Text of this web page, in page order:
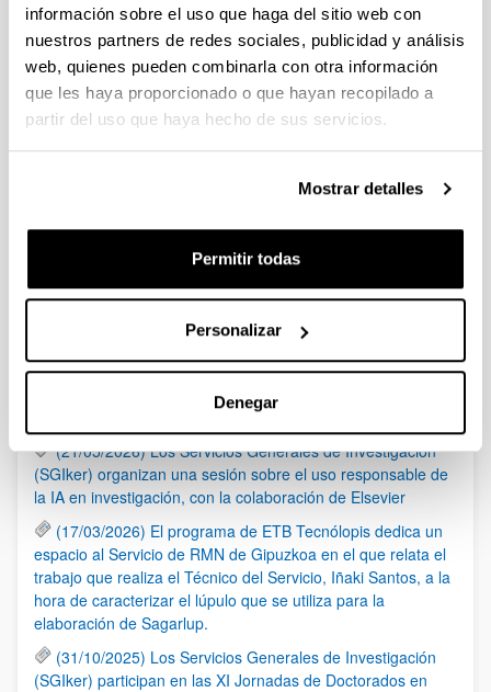
información sobre el uso que haga del sitio web con
nuestros partners de redes sociales, publicidad y análisis
web, quienes pueden combinarla con otra información
que les haya proporcionado o que hayan recopilado a
partir del uso que haya hecho de sus servicios.
Mostrar detalles
Permitir todas
Personalizar
Denegar
FRANCISCO SORIA MELGUIZO
Deialdia argitaratu da
ZENDAL III INTERNATIONAL ZENDAL AWARDS
PIFG22/12: “Ingeniería Química”
Se ha publicado la propuesta de adjudicación
61 62 63
(21/05/2026) Los Servicios Generales de Investigación
(SGIker) organizan una sesión sobre el uso responsable de
la IA en investigación, con la colaboración de Elsevier
(17/03/2026) El programa de ETB Tecnólopis dedica un
espacio al Servicio de RMN de Gipuzkoa en el que relata el
trabajo que realiza el Técnico del Servicio, Iñaki Santos, a la
hora de caracterizar el lúpulo que se utiliza para la
elaboración de Sagarlup.
(31/10/2025) Los Servicios Generales de Investigación
(SGIker) participan en las XI Jornadas de Doctorados en